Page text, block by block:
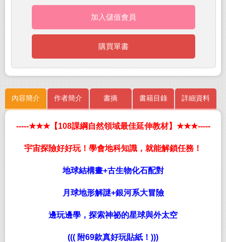
加入儲值會員
購買單書
內容簡介 作者簡介 書摘 書籍目錄 詳細資料
-----★★★【108課綱自然領域最佳延伸教材】 ★★★-----
宇宙探險好好玩！學會地科知識，就能解鎖任務！
地球結構畫+古生物化石配對
月球地形解謎+銀河系大冒險
邊玩邊學，探索神祕的星球與外太空
((( 附69款真好玩貼紙！ )))